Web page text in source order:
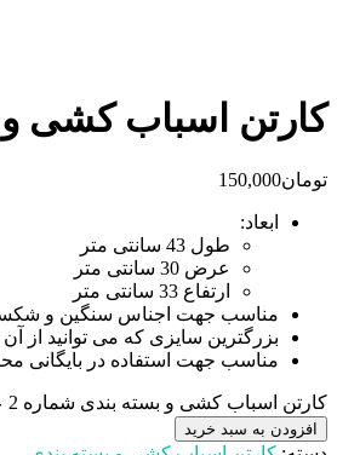
کارتن اسباب کشی و
تومان150,000
ابعاد:
طول 43 سانتی متر
عرض 30 سانتی متر
ارتفاع 33 سانتی متر
مناسب جهت اجناس سنگین و
بزرگترین سایزی که می توانید از
مناسب جهت استفاده در بایگانی
کارتن اسباب کشی و بسته بندی شماره 2 عدد
افزودن به سبد خرید